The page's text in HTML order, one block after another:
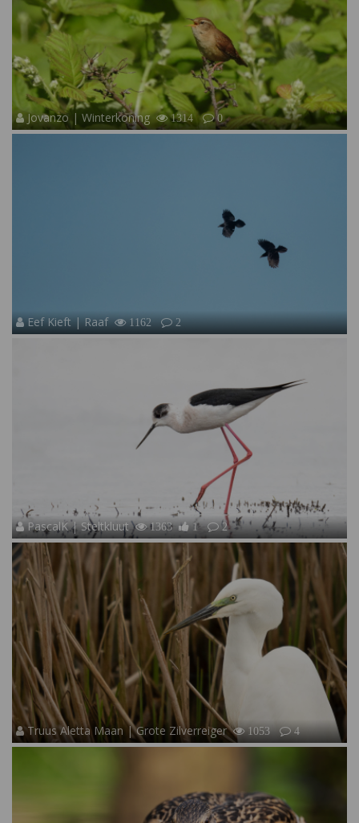
Jovanzo | Winterkoning 1314 0
Eef Kieft | Raaf 1162 2
PascalK | Steltkluut 1363 1 2
Truus Aletta Maan | Grote Zilverreiger 1053 4